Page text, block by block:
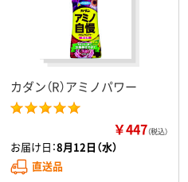
カダン（R）アミノパワー
￥447（税込）
お届け日：8月12日（水）
直送品